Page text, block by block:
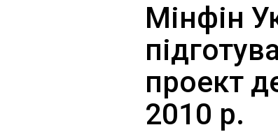
Мінфін
проект
2010 р.